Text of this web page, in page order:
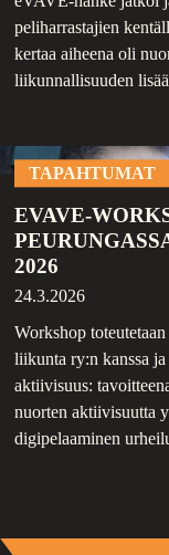
peliharrastajien
kertaa aiheena oli
liikunnallisuuden
TAPAHTUMAT
EVAVE-
2026
24.3.2026
Workshop
liikunta ry:n kanssa
aktiivisuus:
nuorten aktiivisuutta
digipelaaminen